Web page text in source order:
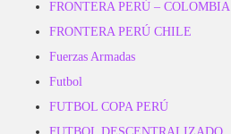
FRONTERA PERÚ – COLOMBIA
FRONTERA PERÚ CHILE
Fuerzas Armadas
Futbol
FUTBOL COPA PERÚ